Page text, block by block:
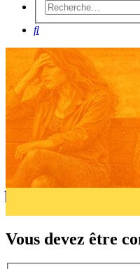
Rechercher
Vous devez être